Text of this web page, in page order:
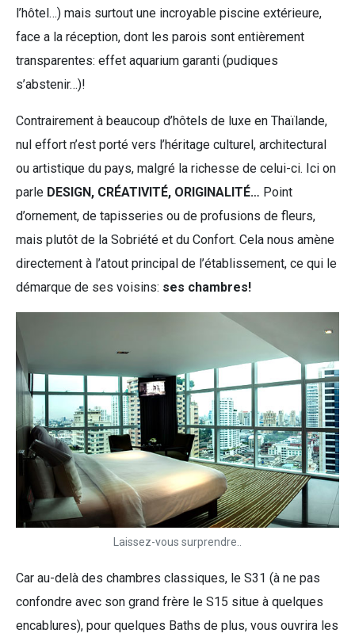
l’hôtel…) mais surtout une incroyable piscine extérieure,
face a la réception, dont les parois sont entièrement
transparentes: effet aquarium garanti (pudiques
s’abstenir…)!
Contrairement à beaucoup d’hôtels de luxe en Thaïlande,
nul effort n’est porté vers l’héritage culturel, architectural
ou artistique du pays, malgré la richesse de celui-ci. Ici on
parle DESIGN, CRÉATIVITÉ, ORIGINALITÉ… Point
d’ornement, de tapisseries ou de profusions de fleurs,
mais plutôt de la Sobriété et du Confort. Cela nous amène
directement à l’atout principal de l’établissement, ce qui le
démarque de ses voisins: ses chambres!
Laissez-vous surprendre..
Car au-delà des chambres classiques, le S31 (à ne pas
confondre avec son grand frère le S15 situe à quelques
encablures), pour quelques Baths de plus, vous ouvrira les